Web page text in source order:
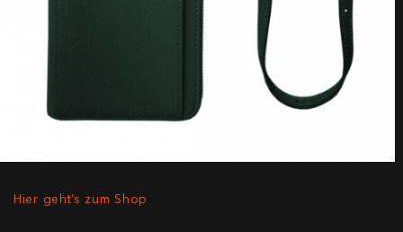
Hier geht’s zum Shop